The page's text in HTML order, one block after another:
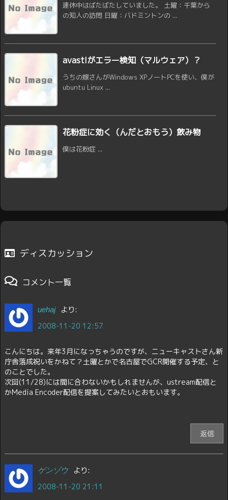
連休中はばたばたしていました。 土曜：千葉から
の知人の訪問 日曜：バドミントンの ...
avast!がエラー検知（マルウェア）？
うちの嫁さんがWindows XPノートPCを使い、僕が
ubuntu Linux ...
花粉症に効く（んだとおもう）飲み物
僕は花粉症 ...
ディスカッション
コメント一覧
uehaj
より:
2008-11-20 12:57
こんにちは。来年3月になっちゃうのですが、ニューキャストさん新
庁舎落成祝いをかねて？土曜とかで名古屋でGCR開催する予定、と
のことでした。
次回(11/28)には間に合わないかもしれませんが、ustream配信と
かMedia Encoder配信を提案してみたいとおもいます。
返信
ゲンゾウ
より:
2008-11-20 21:11